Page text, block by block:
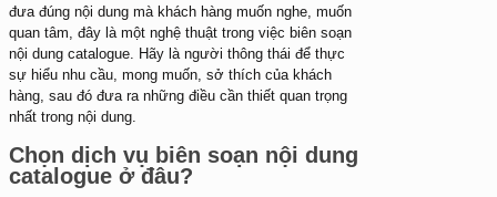
đưa đúng nội dung mà khách hàng muốn nghe, muốn
quan tâm, đây là một nghệ thuật trong việc biên soạn
nội dung catalogue. Hãy là người thông thái để thực
sự hiểu nhu cầu, mong muốn, sở thích của khách
hàng, sau đó đưa ra những điều cần thiết quan trọng
nhất trong nội dung.
Chọn dịch vụ biên soạn nội dung
catalogue ở đâu?